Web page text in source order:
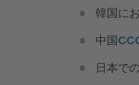
韓国に
中国
日本での